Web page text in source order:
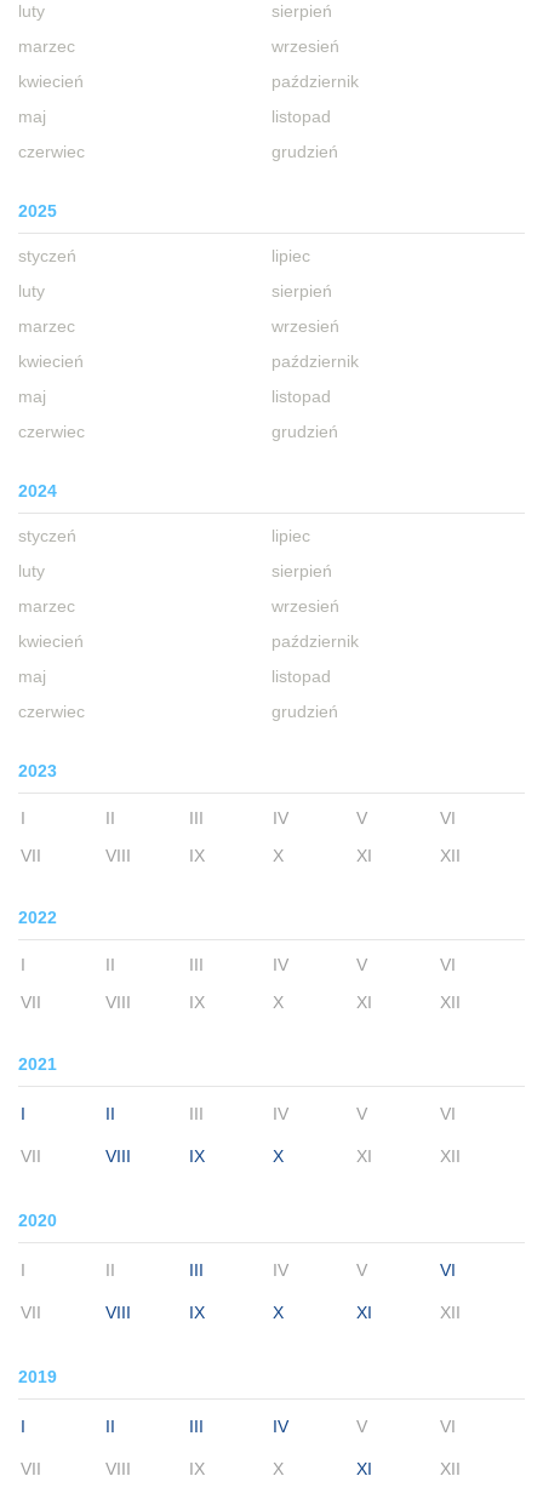
luty
marzec
kwiecień
maj
czerwiec
sierpień
wrzesień
październik
listopad
grudzień
2025
styczeń
luty
marzec
kwiecień
maj
czerwiec
lipiec
sierpień
wrzesień
październik
listopad
grudzień
2024
styczeń
luty
marzec
kwiecień
maj
czerwiec
lipiec
sierpień
wrzesień
październik
listopad
grudzień
2023
I II III IV V
VI
VII
VIII IX X XI XII
2022
I II III IV V
VI
VII
VIII IX X XI XII
2021
I II III IV V VI
VII VIII IX X XI XII
2020
I II III IV V VI
VII VIII IX X XI XII
2019
I II III IV V VI
VII VIII IX X XI XII